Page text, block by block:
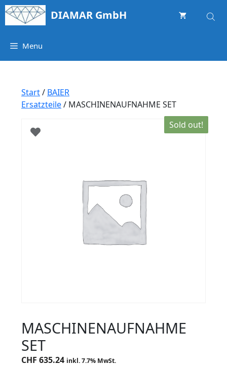
Springe
zum
DIAMAR GmbH
Menu
Start/ BAIER
Ersatzteile/ MASCHINENAUFNAHME SET
Sold out!
MASCHINENAUFNAHME
SET
CHF 635.24 inkl. 7.7% MwSt.